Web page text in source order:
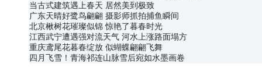
当古式建筑遇上春天 居然美到极致
广东天晴好鹭鸟翩翩 摄影师抓拍捕鱼瞬间
北京楸树花璀璨似锦 惊艳了暮春时光
江西武宁遭遇强对流天气 河水上涨路面塌方
重庆鸢尾花暮春绽放 似蝴蝶翩翩飞舞
四月飞雪！青海祁连山脉雪后宛如水墨画卷